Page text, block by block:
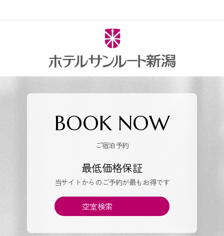
BOOK NOW
ご宿泊予約
最低価格保証
当サイトからのご予約が最もお得です
空室検索